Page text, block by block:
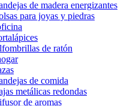
de madera energizantes
para joyas y piedras
de ratón
de comida
metálicas redondas
de aromas